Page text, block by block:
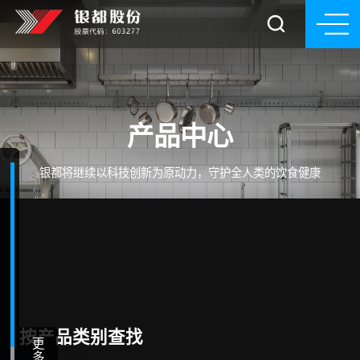
产品中心
银都将继续以科技创新为原动力，守护全人类的饮食健康
按产品类别查找
更
多